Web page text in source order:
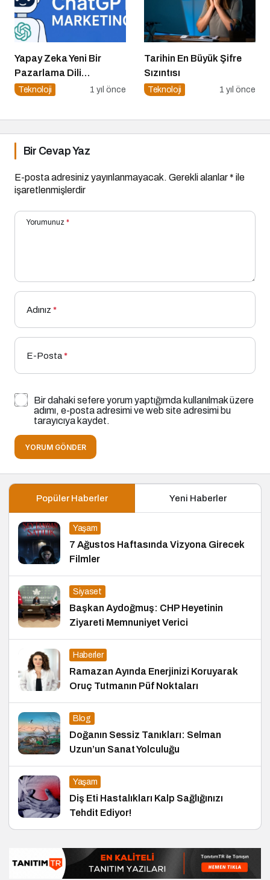
Yapay Zeka Yeni Bir
Pazarlama Dili
Konuşuyor:
Fırsatlar
Teknoloji 1 yıl önce
Tarihin En Büyük Şifre
Sızıntısı
Teknoloji 1 yıl önce
Bir Cevap Yaz
E-posta adresiniz yayınlanmayacak. Gerekli alanlar* ile
işaretlenmişlerdir
Yorumunuz *
Adınız *
E-Posta*
Bir dahaki sefere yorum yaptığımda kullanılmak üzere
adımı, e-posta adresimi ve web site adresimi bu
tarayıcıya kaydet.
YORUM GÖNDER
Popüler Haberler Yeni Haberler
Yaşam
7 Ağustos Haftasında Vizyona Girecek
Filmler
Siyaset
Başkan Aydoğmuş: CHP Heyetinin
Ziyareti Memnuniyet Verici
Haberler
Ramazan Ayında Enerjinizi Koruyarak
Oruç Tutmanın Püf Noktaları
Blog
Doğanın Sessiz Tanıkları: Selman
Uzun’un Sanat Yolculuğu
Yaşam
Diş Eti Hastalıkları Kalp Sağlığınızı
Tehdit Ediyor!